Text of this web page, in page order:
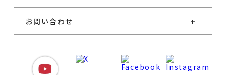
お問い合わせ